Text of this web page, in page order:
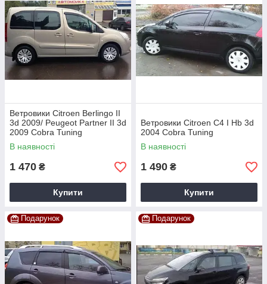
Ветровики Citroen Berlingo II
3d 2009/ Peugeot Partner II 3d
2009 Cobra Tuning
В наявності
1 470 ₴
Купити
Ветровики Citroen C4 I Hb 3d
2004 Cobra Tuning
В наявності
1 490 ₴
Купити
Подарунок Подарунок